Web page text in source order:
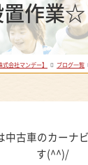
置作業☆
会社マンデー】 ブログ一覧
中古車のカーナ
す(^^)/